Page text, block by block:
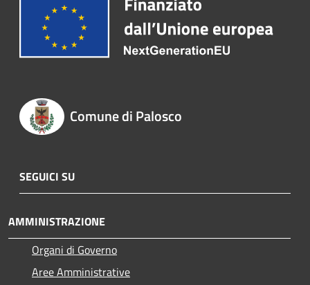
Comune di Palosco
SEGUICI SU
AMMINISTRAZIONE
Organi di Governo
Aree Amministrative